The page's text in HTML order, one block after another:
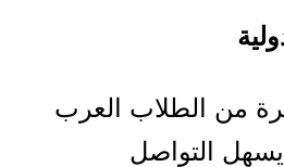
من الطلاب العرب
يسهل التواصل